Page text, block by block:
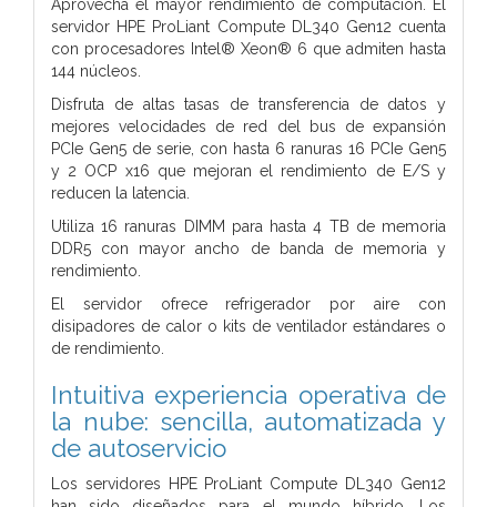
Aprovecha el mayor rendimiento de computación. El
servidor HPE ProLiant Compute DL340 Gen12 cuenta
con procesadores Intel® Xeon® 6 que admiten hasta
144 núcleos.
Disfruta de altas tasas de transferencia de datos y
mejores velocidades de red del bus de expansión
PCIe Gen5 de serie, con hasta 6 ranuras 16 PCIe Gen5
y 2 OCP x16 que mejoran el rendimiento de E/S y
reducen la latencia.
Utiliza 16 ranuras DIMM para hasta 4 TB de memoria
DDR5 con mayor ancho de banda de memoria y
rendimiento.
El servidor ofrece refrigerador por aire con
disipadores de calor o kits de ventilador estándares o
de rendimiento.
Intuitiva experiencia operativa de
la nube: sencilla, automatizada y
de autoservicio
Los servidores HPE ProLiant Compute DL340 Gen12